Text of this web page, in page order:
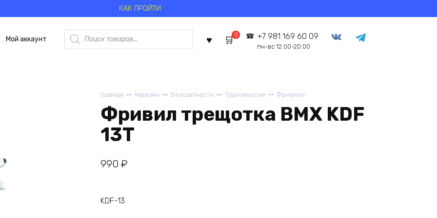
КАК ПРОЙТИ
Мой аккаунт
Поиск
товаров
0 +7 981 169 60 09
пн-вс 12.00-20.00
Главная
Магазин Велозапчасти Трансмиссия Фривилы
Фривил трещотка BMX KDF
13T
990 ₽
KDF-13